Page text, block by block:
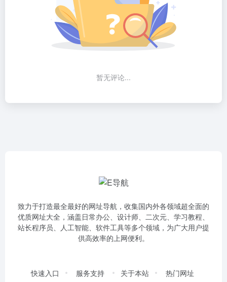
暂无评论...
致力于打造最全最好的网址导航，收集国内外各领域超全面的
优质网址大全，涵盖日常办公、设计师、二次元、学习教程、
站长程序员、人工智能、软件工具等多个领域，为广大用户提
供高效率的上网便利。
快速入口 服务支持 关于本站 热门网址